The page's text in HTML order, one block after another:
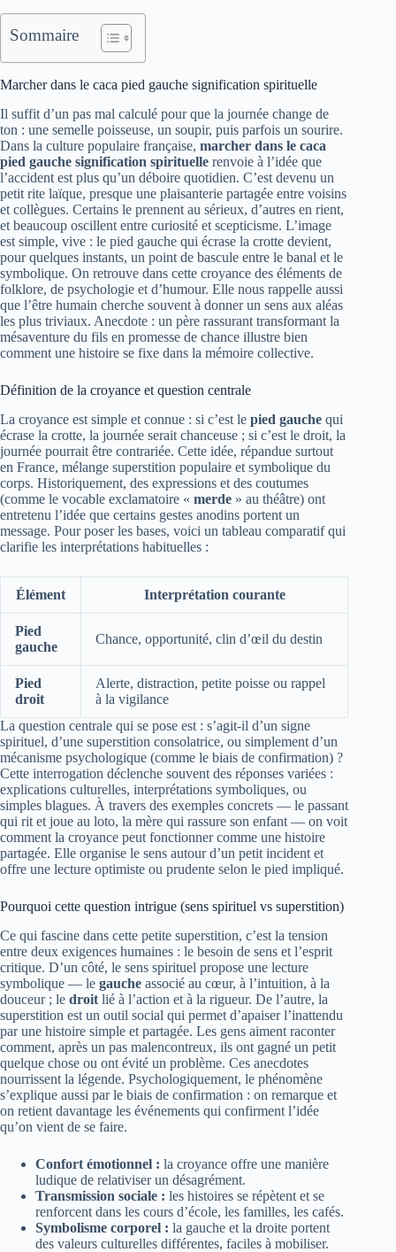
Sommaire
Marcher dans le caca pied gauche signification spirituelle
Il suffit d’un pas mal calculé pour que la journée change de
ton : une semelle poisseuse, un soupir, puis parfois un sourire.
Dans la culture populaire française, marcher dans le caca
pied gauche signification spirituelle renvoie à l’idée que
l’accident est plus qu’un déboire quotidien. C’est devenu un
petit rite laïque, presque une plaisanterie partagée entre voisins
et collègues. Certains le prennent au sérieux, d’autres en rient,
et beaucoup oscillent entre curiosité et scepticisme. L’image
est simple, vive : le pied gauche qui écrase la crotte devient,
pour quelques instants, un point de bascule entre le banal et le
symbolique. On retrouve dans cette croyance des éléments de
folklore, de psychologie et d’humour. Elle nous rappelle aussi
que l’être humain cherche souvent à donner un sens aux aléas
les plus triviaux. Anecdote : un père rassurant transformant la
mésaventure du fils en promesse de chance illustre bien
comment une histoire se fixe dans la mémoire collective.
Définition de la croyance et question centrale
La croyance est simple et connue : si c’est le pied gauche qui
écrase la crotte, la journée serait chanceuse ; si c’est le droit, la
journée pourrait être contrariée. Cette idée, répandue surtout
en France, mélange superstition populaire et symbolique du
corps. Historiquement, des expressions et des coutumes
(comme le vocable exclamatoire « merde » au théâtre) ont
entretenu l’idée que certains gestes anodins portent un
message. Pour poser les bases, voici un tableau comparatif qui
clarifie les interprétations habituelles :
Élément Interprétation courante
Pied
gauche
Chance, opportunité, clin d’œil du destin
Pied
droit
Alerte, distraction, petite poisse ou rappel
à la vigilance
La question centrale qui se pose est : s’agit-il d’un signe
spirituel, d’une superstition consolatrice, ou simplement d’un
mécanisme psychologique (comme le biais de confirmation) ?
Cette interrogation déclenche souvent des réponses variées :
explications culturelles, interprétations symboliques, ou
simples blagues. À travers des exemples concrets — le passant
qui rit et joue au loto, la mère qui rassure son enfant — on voit
comment la croyance peut fonctionner comme une histoire
partagée. Elle organise le sens autour d’un petit incident et
offre une lecture optimiste ou prudente selon le pied impliqué.
Pourquoi cette question intrigue (sens spirituel vs superstition)
Ce qui fascine dans cette petite superstition, c’est la tension
entre deux exigences humaines : le besoin de sens et l’esprit
critique. D’un côté, le sens spirituel propose une lecture
symbolique — le gauche associé au cœur, à l’intuition, à la
douceur ; le droit lié à l’action et à la rigueur. De l’autre, la
superstition est un outil social qui permet d’apaiser l’inattendu
par une histoire simple et partagée. Les gens aiment raconter
comment, après un pas malencontreux, ils ont gagné un petit
quelque chose ou ont évité un problème. Ces anecdotes
nourrissent la légende. Psychologiquement, le phénomène
s’explique aussi par le biais de confirmation : on remarque et
on retient davantage les événements qui confirment l’idée
qu’on vient de se faire.
Confort émotionnel : la croyance offre une manière
ludique de relativiser un désagrément.
Transmission sociale : les histoires se répètent et se
renforcent dans les cours d’école, les familles, les cafés.
Symbolisme corporel : la gauche et la droite portent
des valeurs culturelles différentes, faciles à mobiliser.